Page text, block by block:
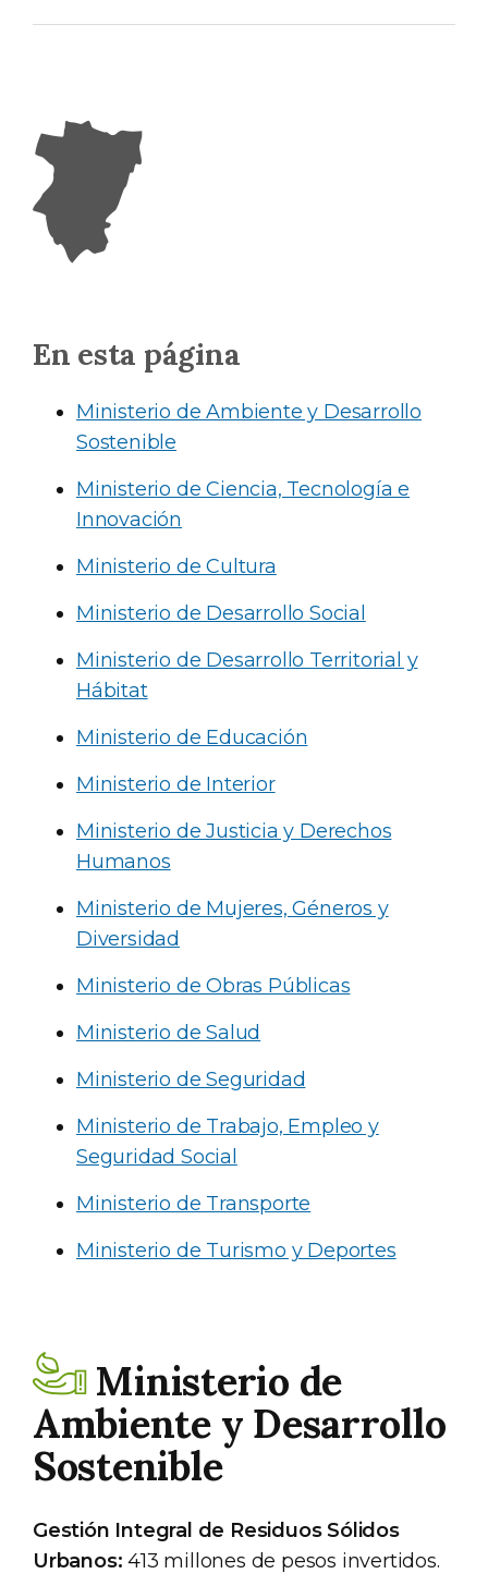
En esta página
Ministerio de Ambiente y Desarrollo
Sostenible
Ministerio de Ciencia, Tecnología e
Innovación
Ministerio de Cultura
Ministerio de Desarrollo Social
Ministerio de Desarrollo Territorial y
Hábitat
Ministerio de Educación
Ministerio de Interior
Ministerio de Justicia y Derechos
Humanos
Ministerio de Mujeres, Géneros y
Diversidad
Ministerio de Obras Públicas
Ministerio de Salud
Ministerio de Seguridad
Ministerio de Trabajo, Empleo y
Seguridad Social
Ministerio de Transporte
Ministerio de Turismo y Deportes
Ministerio de
Ambiente y Desarrollo
Sostenible
Gestión Integral de Residuos Sólidos
Urbanos: 413 millones de pesos invertidos.